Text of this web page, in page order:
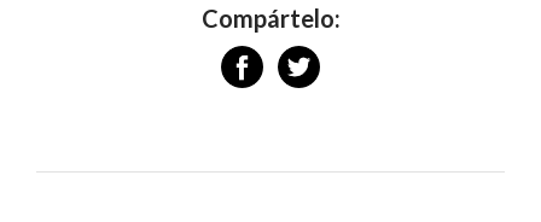
Compártelo: